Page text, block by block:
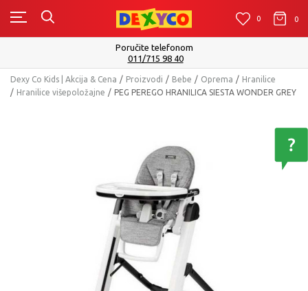
0 0 0
Poručite telefonom
011/715 98 40
Dexy Co Kids | Akcija & Cena Proizvodi Bebe Oprema
Hranilice
Hranilice višepoložajne
PEG PEREGO HRANILICA SIESTA WONDER GREY